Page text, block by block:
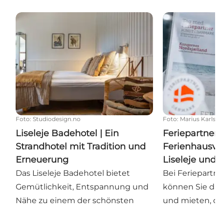
Liseleje Badehotel | Ein Strandhotel mit Tradition
Foto: Studiodesign.no
Liseleje Badehotel | Ein
Strandhotel mit Tradition und
Erneuerung
Das Liseleje Badehotel bietet
Gemütlichkeit, Entspannung und
Nähe zu einem der schönsten
Feriepartner
Foto: Marius
Liseleje und
Bei
können Sie
und mieten,